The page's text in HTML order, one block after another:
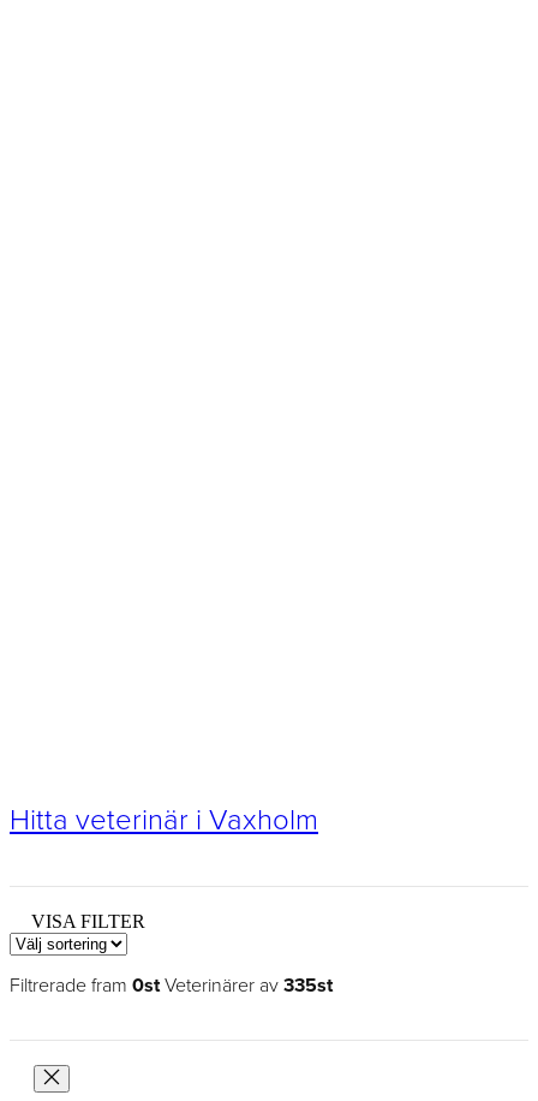
Hitta veterinär i Vaxholm
VISA FILTER
Filtrerade fram 0stVeterinärer av 335st